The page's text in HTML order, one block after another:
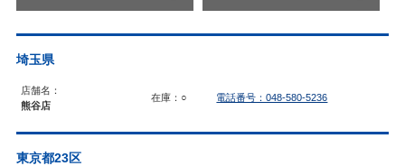
埼玉県
店舗名：
熊谷店
在庫：○ 電話番号：048-580-5236
東京都23区